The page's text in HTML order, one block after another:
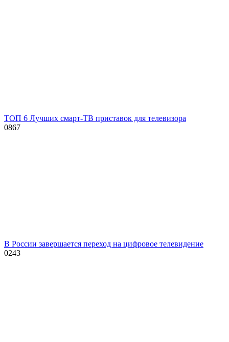
ТОП 6 Лучших смарт-ТВ приставок для телевизора
0867
В России завершается переход на цифровое телевидение
0243